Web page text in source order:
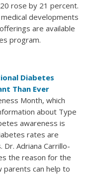
rose by 21 percent.
developments
are available
program.
Diabetes
Than Ever
Month, which
about Type
awareness is
rates are
Dr. Adriana Carrillo-
the reason for the
parents can help to